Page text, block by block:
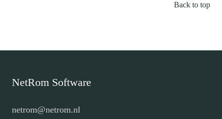
Back to top
NetRom Software
netrom@netrom.nl